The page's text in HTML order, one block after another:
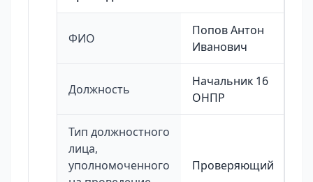
ФИО
Попов Антон
Иванович
Должность
Начальник 16
ОНПР
Тип должностного
лица,
уполномоченного
Проверяющий